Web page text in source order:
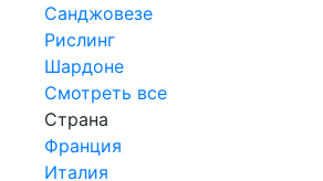
Санджовезе
Рислинг
Шардоне
Смотреть все
Страна
Франция
Италия